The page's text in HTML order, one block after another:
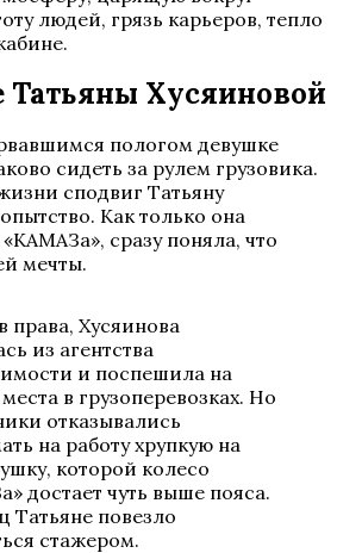
людей, грязь карьеров, тепло
Татьяны Хусяиновой
пологом девушке
сидеть за рулем грузовика.
сподвиг Татьяну
Как только она
сразу поняла, что
мечты.
права, Хусяинова
из агентства
и поспешила на
в грузоперевозках. Но
отказывались
на работу хрупкую на
которой колесо
достает чуть выше пояса.
Татьяне повезло
стажером.